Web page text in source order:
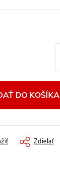
DO KOŠÍKA
Zdieľať